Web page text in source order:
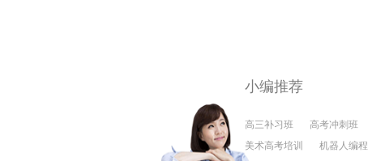
小编推荐
高三补习班 高考冲刺班
美术高考培训
机器人编程